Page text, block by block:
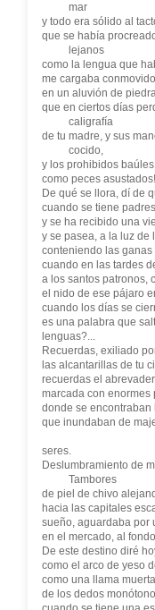
mar
y todo era sólido al
que se había
lejanos
como la lengua que
me cargaba
en un aluvión de
que en ciertos días
caligrafía
de tu madre, y sus
cocido,
y los prohibidos
como peces asustados!
De qué se llora, dí de
cuando se tiene
y se ha recibido una
y se pasea, a la luz de
conteniendo las
cuando en las tardes
a los santos patronos,
el nido de ese pájaro
cuando los días se
es una palabra que
lenguas?...
Recuerdas, exiliado
las alcantarillas de tu
recuerdas el
marcada con enormes
donde se encontraban
que inundaban de
seres.
Deslumbramiento de
Tambores
de piel de chivo
hacia las capitales
sueño, aguardaba por
en el mercado, al
De este destino diré
como el arco de yeso
como una llama
de los dedos